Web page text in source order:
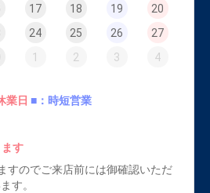
17 18 19
20
24 25 26
27
1 2 3 4
業日 ■：時短営業
す
すのでご来店前には御確認いただ
す。